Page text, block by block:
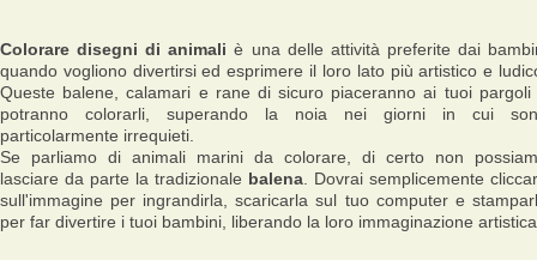
Colorare disegni di animali è una delle attività preferite dai
quando vogliono divertirsi ed esprimere il loro lato più artistico e
Queste balene, calamari e rane di sicuro piaceranno ai tuoi pargoli
potranno colorarli, superando la noia nei giorni in cui
particolarmente irrequieti.
Se parliamo di animali marini da colorare, di certo non
lasciare da parte la tradizionale balena . Dovrai semplicemente
sull'immagine per ingrandirla, scaricarla sul tuo computer e
per far divertire i tuoi bambini, liberando la loro immaginazione